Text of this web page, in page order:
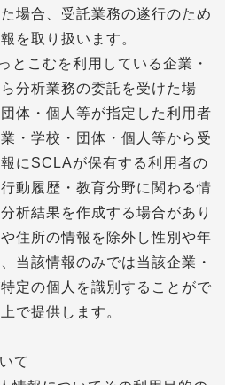
場合、受託業務の遂行のため
を取り扱います。
とこむを利用している企業・
分析業務の委託を受けた場
体・個人等が指定した利用者
・学校・団体・個人等から受
にSCLAが保有する利用者の
動履歴・教育分野に関わる情
析結果を作成する場合があり
住所の情報を除外し性別や年
当該情報のみでは当該企業・
定の個人を識別することがで
で提供します。
て